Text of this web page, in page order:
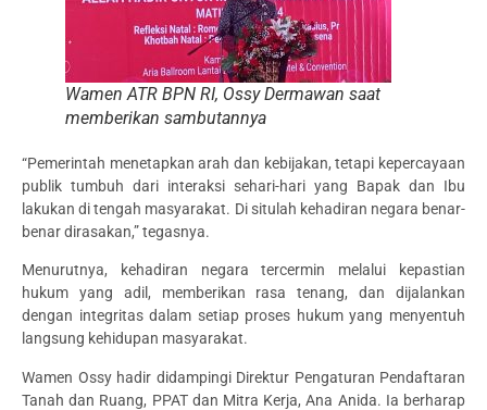
Wamen ATR BPN RI, Ossy Dermawan saat
memberikan sambutannya
“Pemerintah menetapkan arah dan kebijakan, tetapi kepercayaan
publik tumbuh dari interaksi sehari-hari yang Bapak dan Ibu
lakukan di tengah masyarakat. Di situlah kehadiran negara benar-
benar dirasakan,” tegasnya.
Menurutnya, kehadiran negara tercermin melalui kepastian
hukum yang adil, memberikan rasa tenang, dan dijalankan
dengan integritas dalam setiap proses hukum yang menyentuh
langsung kehidupan masyarakat.
Wamen Ossy hadir didampingi Direktur Pengaturan Pendaftaran
Tanah dan Ruang, PPAT dan Mitra Kerja, Ana Anida. Ia berharap